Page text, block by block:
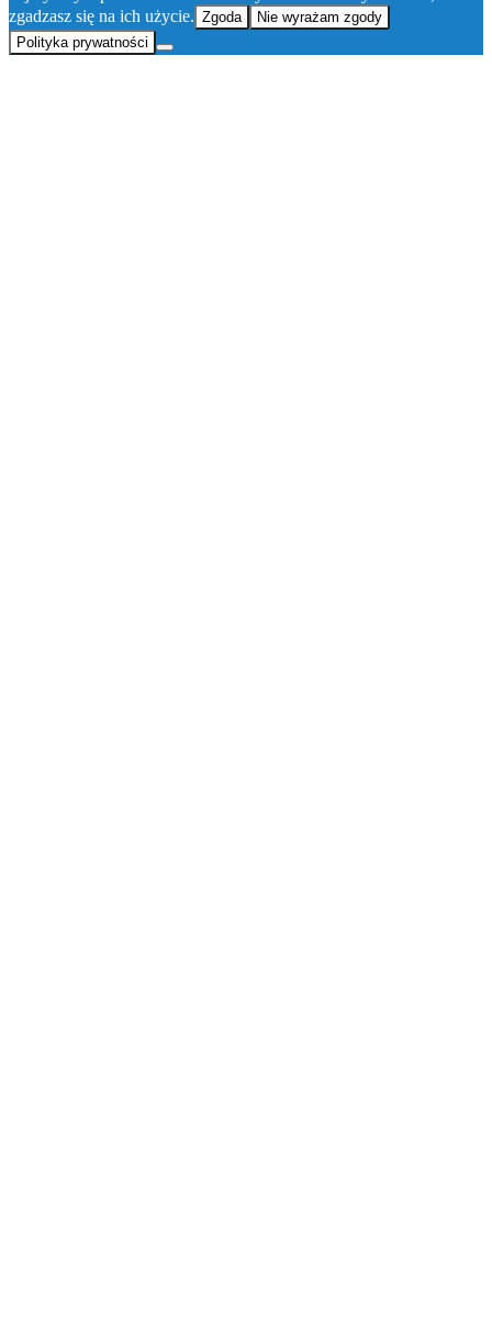
zgadzasz się na ich użycie. Zgoda
Nie wyrażam zgody
Polityka prywatności